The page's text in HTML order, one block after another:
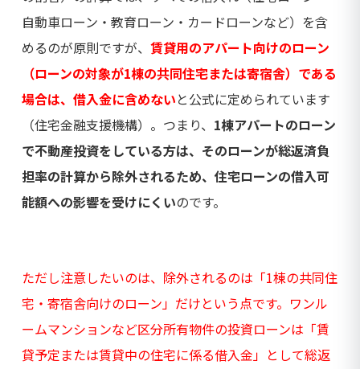
自動車ローン・教育ローン・カードローンなど）を含
めるのが原則ですが、 賃貸用のアパート向けのローン
（ローンの対象が1棟の共同住宅または寄宿舎）である
場合は、借入金に含めないと公式に定められています
（住宅金融支援機構）。つまり、 1棟アパートのローン
で不動産投資をしている方は、そのローンが総返済負
担率の計算から除外されるため、住宅ローンの借入可
能額への影響を受けにくいのです。
ただし注意したいのは、除外されるのは「1棟の共同住
宅・寄宿舎向けのローン」だけという点です。ワンル
ームマンションなど区分所有物件の投資ローンは「賃
貸予定または賃貸中の住宅に係る借入金」として総返